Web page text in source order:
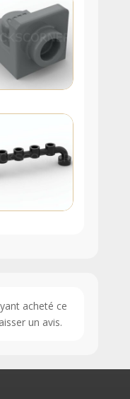
acheté ce
un avis.